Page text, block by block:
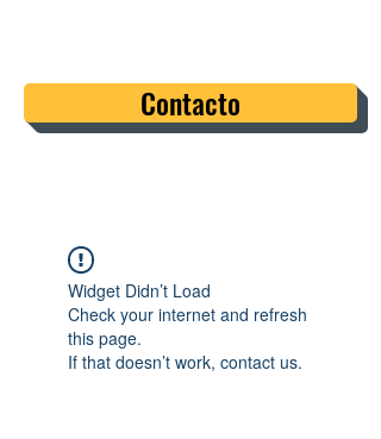
Contacto
Widget Didn’t Load
Check your internet and refresh
this page.
If that doesn’t work, contact us.